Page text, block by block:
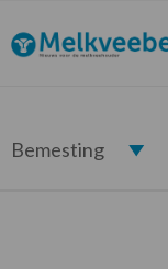
de
hoofdnavigatie
de
hoofd
de
eerste
de
voettekst
Melkveebedrijf.nl
Bemesting